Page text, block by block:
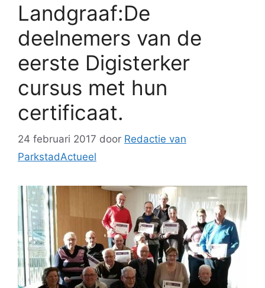
Landgraaf:De
deelnemers van de
eerste Digisterker
cursus met hun
certificaat.
24 februari 2017 door Redactie van
ParkstadActueel